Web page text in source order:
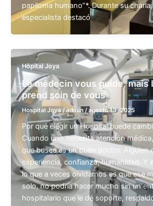
papiloma humano”*. Durante su
especialista destacó
Hôpital Joya
Le médecin vous guide, mais
prend soin de vous
Hospital Joya /admin /agosto 13, 2025
Por qué elegir un Hospital puede
Cuando uno necesita atención
que busca es un buen doctor. Alguien
experiencia, confianza, humanidad. Y
lo que a veces olvidamos es que ese
solo, no podría hacer mucho sin un
hospitalario que le dé soporte,